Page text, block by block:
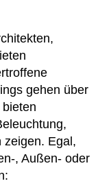
gehen über
zeigen. Egal,
, Außen- oder